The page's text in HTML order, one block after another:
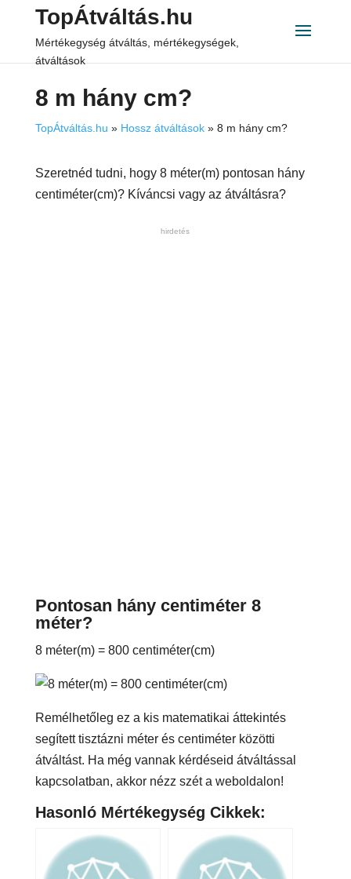
TopÁtváltás.hu
Mértékegység átváltás, mértékegységek,
átváltások
8 m hány cm?
TopÁtváltás.hu » Hossz átváltások» 8 m hány cm?
Szeretnéd tudni, hogy 8 méter(m) pontosan hány
centiméter(cm)? Kíváncsi vagy az átváltásra?
hirdetés
Pontosan hány centiméter 8
méter?
8 méter(m) = 800 centiméter(cm)
Remélhetőleg ez a kis matematikai áttekintés
segített tisztázni méter és centiméter közötti
átváltást. Ha még vannak kérdéseid átváltással
kapcsolatban, akkor nézz szét a weboldalon!
Hasonló Mértékegység Cikkek: